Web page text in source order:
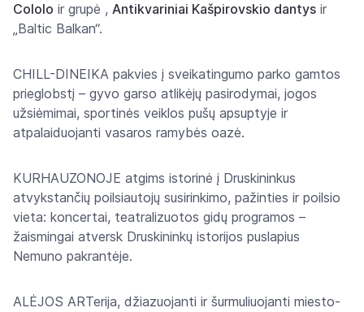
Cololo ir grupė , Antikvariniai Kašpirovskio dantys ir
„Baltic Balkan“.
CHILL-DINEIKA pakvies į sveikatingumo parko gamtos
prieglobstį – gyvo garso atlikėjų pasirodymai, jogos
užsiėmimai, sportinės veiklos pušų apsuptyje ir
atpalaiduojanti vasaros ramybės oazė.
KURHAUZONOJE atgims istorinė į Druskininkus
atvykstančių poilsiautojų susirinkimo, pažinties ir poilsio
vieta: koncertai, teatralizuotos gidų programos –
žaismingai atversk Druskininkų istorijos puslapius
Nemuno pakrantėje.
ALĖJOS ARTerija, džiazuojanti ir šurmuliuojanti miesto-